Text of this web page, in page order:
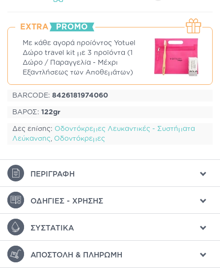
EXTRA PROMO
Με κάθε αγορά προίόντος Yotuel
Δώρο travel kit με 3 προϊόντα (1
Δώρο / Παραγγελία - Μέχρι
Εξαντλήσεως των Αποθεμάτων)
BARCODE: 8426181974060
ΒΑΡΟΣ: 122gr
Δες επίσης: Οδοντόκρεμες Λευκαντικές - Συστήματα
Λεύκανσης, Οδοντόκρεμες
ΠΕΡΙΓΡΑΦΉ
ΟΔΗΓΊΕΣ - ΧΡΉΣΗΣ
ΣΥΣΤΑΤΙΚΆ
ΑΠΟΣΤΟΛΉ & ΠΛΗΡΩΜΉ